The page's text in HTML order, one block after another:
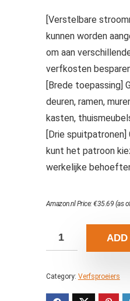
[Verstelbare
kunnen worden
om aan
verfkosten
[Brede toepassing]
deuren, ramen,
kasten,
[Drie spuitpatronen]
kunt het patroon
werkelijke
Amazon.nl Price:€35.69 (as
ADD
Category: Verfsproeiers